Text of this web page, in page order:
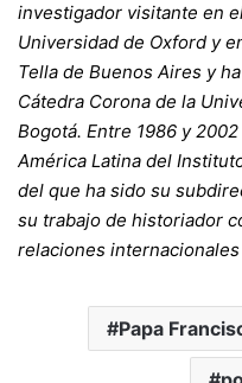
investigador visitante en
Universidad de Oxford y
Tella de Buenos Aires y
Cátedra Corona de la
Bogotá. Entre 1986 y
América Latina del
del que ha sido su
su trabajo de historiador
relaciones
Papa